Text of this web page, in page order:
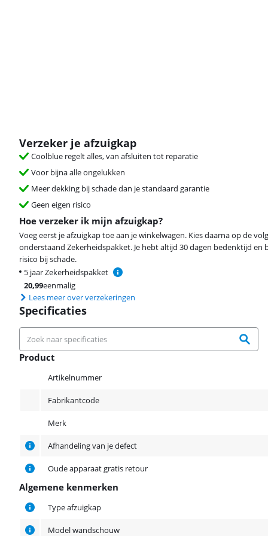
Verzeker je afzuigkap
Coolblue regelt alles, van afsluiten tot reparatie
Voor bijna alle ongelukken
Meer dekking bij schade dan je standaard garantie
Geen eigen risico
Hoe verzeker ik mijn afzuigkap?
Voeg eerst je afzuigkap toe aan je winkelwagen. Kies daarna op de
onderstaand Zekerheidspakket. Je hebt altijd 30 dagen bedenktijd en
risico bij schade.
5 jaar Zekerheidspakket
20,99eenmalig
Lees meer over verzekeringen
Specificaties
Product
Artikelnummer
Fabrikantcode
Merk
Afhandeling van je defect
Oude apparaat gratis retour
Algemene kenmerken
Algemene kenmerken
Type afzuigkap
Model wandschouw